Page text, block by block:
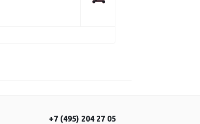
+7 (495) 204 27 05